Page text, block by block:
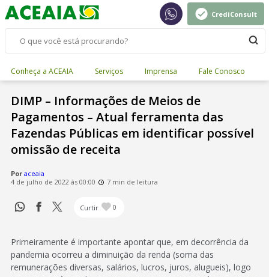
CrediConsult
Conheça a ACEAIA Serviços Imprensa Fale Conosco
DIMP – Informações de Meios de
Pagamentos – Atual ferramenta das
Fazendas Públicas em identificar possível
omissão de receita
Por aceaia
4 de julho de 2022 às 00:00
7 min de leitura
Curtir 0
Primeiramente é importante apontar que, em decorrência da
pandemia ocorreu a diminuição da renda (soma das
remunerações diversas, salários, lucros, juros, alugueis), logo